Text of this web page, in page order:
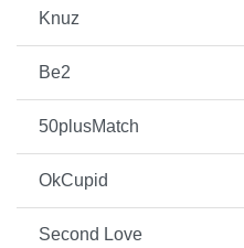
Knuz
Be2
50plusMatch
OkCupid
Second Love